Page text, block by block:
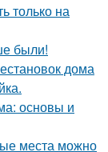
только на
были!
дома
основы и
места можно